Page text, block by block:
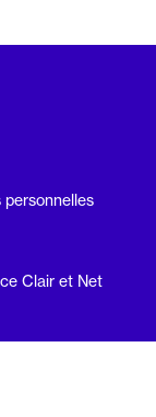
personnelles
Clair et Net